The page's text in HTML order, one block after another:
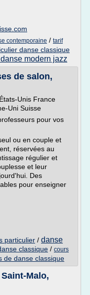
contemporaine / tarif
danse classique
modern jazz
de salon,
Unis France
Uni Suisse
pour vos
ou en couple et
réservées au
régulier et
et leur
Des
pour enseigner
particulier / danse
classique / cours
de danse classique
Malo,